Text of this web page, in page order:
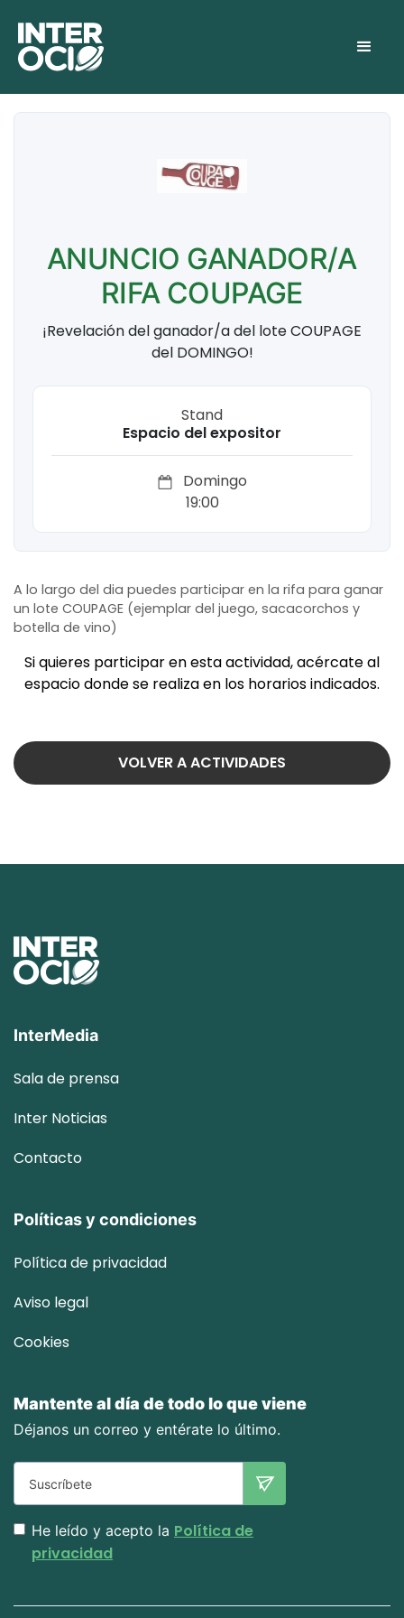
ANUNCIO GANADOR/A
RIFA COUPAGE
¡Revelación del ganador/a del lote COUPAGE
del DOMINGO!
Stand
Espacio del expositor
Domingo
19:00
A lo largo del dia puedes participar en la rifa para ganar
un lote COUPAGE (ejemplar del juego, sacacorchos y
botella de vino)
Si quieres participar en esta actividad, acércate al
espacio donde se realiza en los horarios indicados.
VOLVER A ACTIVIDADES
InterMedia
Sala de prensa
Inter Noticias
Contacto
Políticas y condiciones
Política de privacidad
Aviso legal
Cookies
Mantente al día de todo lo que viene
Déjanos un correo y entérate lo último.
He leído y acepto la Política de
privacidad